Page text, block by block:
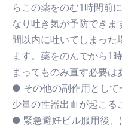
らこの薬をのむ1時間前
なり吐き気が予防でき
間以内に吐いてしまった
ます。薬をのんでから1
まってものみ直す必要は
● その他の副作用として
少量の性器出血が起こる
● 緊急避妊ピル服用後、